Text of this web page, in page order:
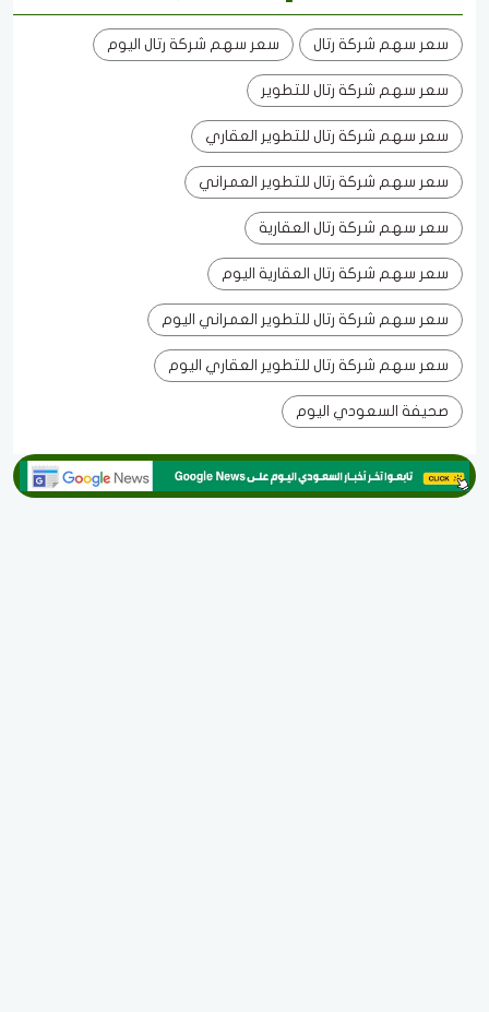
سعر سهم شركة رتال سعر سهم شركة رتال اليوم
سعر سهم شركة رتال للتطوير
سعر سهم شركة رتال للتطوير العقاري
سعر سهم شركة رتال للتطوير العمراني
سعر سهم شركة رتال العقارية
سعر سهم شركة رتال العقارية اليوم
سعر سهم شركة رتال للتطوير العمراني اليوم
سعر سهم شركة رتال للتطوير العقاري اليوم
صحيفة السعودي اليوم